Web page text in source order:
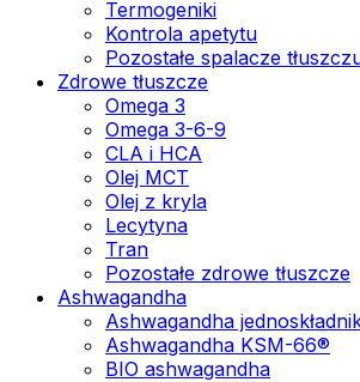
Termogeniki
Kontrola apetytu
Pozostałe spalacze
Zdrowe tłuszcze
Omega 3
Omega 3-6-9
CLA i HCA
Olej MCT
Olej z kryla
Lecytyna
Tran
Pozostałe zdrowe tłuszcze
Ashwagandha
Ashwagandha
Ashwagandha KSM-66®
BIO ashwagandha